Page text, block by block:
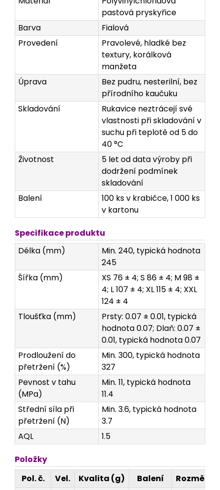
pastová pryskyřice
Barva
Fialová
Provedení
Pravolevé, hladké bez
textury, korálková
manžeta
Úprava
Bez pudru, nesterilní, bez
přírodního kaučuku
Skladování
Rukavice neztrácejí své
vlastnosti při skladování v
suchu při teplotě od 5 do
40 °C
Životnost
5 let od data výroby při
dodržení podmínek
skladování
Balení
100 ks v krabičce, 1 000 ks
v kartonu
Specifikace produktu
Délka (mm)
Min. 240, typická hodnota
245
Šířka (mm)
XS 76 ± 4; S 86 ± 4; M 98 ±
4; L 107 ± 4; XL 115 ± 4; XXL
124 ± 4
Tloušťka (mm)
Prsty: 0.07 ± 0.01, typická
hodnota 0.07; Dlaň: 0.07 ±
0.01, typická hodnota 0.07
Prodloužení do
přetržení (%)
Min. 300, typická hodnota
327
Pevnost v tahu
(MPa)
Min. 11, typická hodnota
11.4
Střední síla při
přetržení (N)
Min. 3.6, typická hodnota
3.7
AQL
1.5
Položky
Pol. č.
Vel. Kvalita (g) Balení
Rozměry